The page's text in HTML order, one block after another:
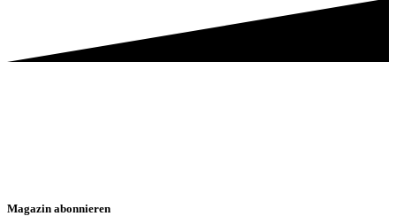
Magazin abonnieren